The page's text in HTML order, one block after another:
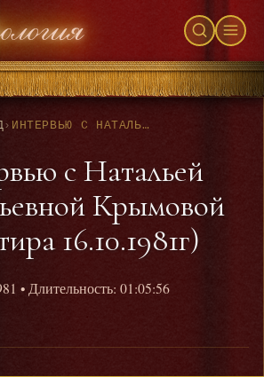
› ИНТЕРВЬЮ С НАТАЛЬЕЙ АНАТОЛЬЕВНОЙ КРЫМОВОЙ (КВАРТИРА 16.10.1981Г)
с Натальей
Крымовой
16.10.1981г)
• Длительность: 01:05:56